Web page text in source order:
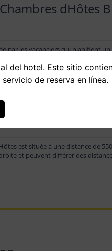
dHôtes
par les vacanciers qui planifient
Bienvenue sont possibles à partir
Bienvenue Guest House peuvent
de l hôtel, etc. Veuillez
est située à une distance de
et peuvent différer des
del hotel. Este sitio
de reserva en línea.